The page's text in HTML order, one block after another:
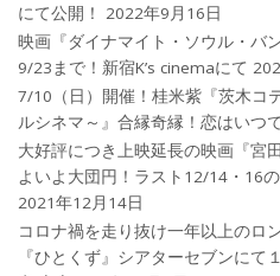
にて公開！
2022年9月16日
映画『ダイナマイト・ソウル・バ
9/23まで！新宿K’s cinemaにて
7/10（日）開催！桂米紫『茨木コ
ルシネマ～』合縁奇縁！恋はいつ
大好評につき上映延長の映画『宮
よいよ大団円！ラスト12/14・16
2021年12月14日
コロナ禍を⾛り抜け⼀年以上のロ
『ひとくず』シアターセブンに